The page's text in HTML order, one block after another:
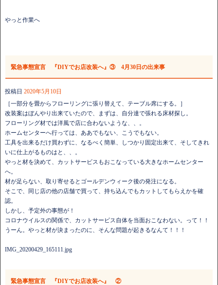
やっと作業へ
緊急事態宣言 『DIYでお店改装へ』③ 4月30日の出来事
投稿日 2020年5月10日
［一部分を畳からフローリングに張り替えて、テーブル席にする。］
改装案はぼんやり出来ていたので、まずは、自分達で張れる床材探し。
フローリング材では洋風で店に合わないような、、。
ホームセンターへ行っては、ああでもない、こうでもない。
工具を出来るだけ買わずに、なるべく簡単、しつかり固定出来て、そしてきれ
いに仕上がるものはと、、。
やっと材を決めて、カットサービスもおこなっている大きなホームセンター
へ。
材が足らない、取り寄せるとゴールデンウィーク後の発注になる。
そこで、同じ店の他の店舗で買って、持ち込んでもカットしてもらえかを確
認。
しかし、予定外の事態が！
コロナウイルスの関係で、カットサービス自体を当面おこなわない。って！！
うーん。やっと材が決まったのに、そんな問題が起きるなんて！！！
IMG_20200429_165111.jpg
緊急事態宣言 『DIYでお店改装へ』 ②